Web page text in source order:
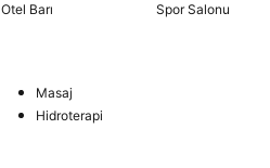
Otel Barı Spor Salonu
Masaj
Hidroterapi